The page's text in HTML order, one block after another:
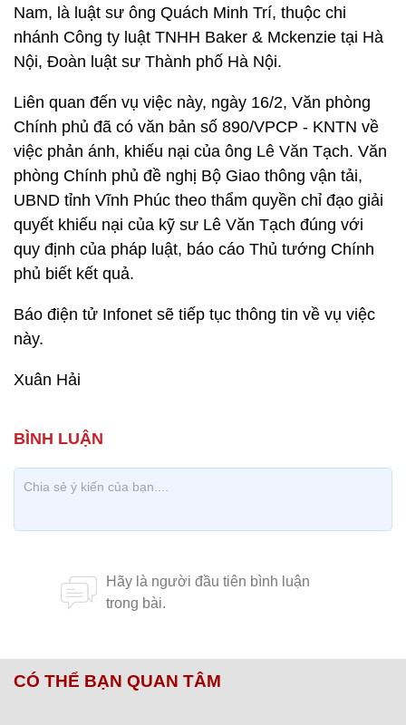
Nam, là luật sư ông Quách Minh Trí, thuộc chi
nhánh Công ty luật TNHH Baker & Mckenzie tại Hà
Nội, Đoàn luật sư Thành phố Hà Nội.
Liên quan đến vụ việc này, ngày 16/2, Văn phòng
Chính phủ đã có văn bản số 890/VPCP - KNTN về
việc phản ánh, khiếu nại của ông Lê Văn Tạch. Văn
phòng Chính phủ đề nghị Bộ Giao thông vận tải,
UBND tỉnh Vĩnh Phúc theo thẩm quyền chỉ đạo giải
quyết khiếu nại của kỹ sư Lê Văn Tạch đúng với
quy định của pháp luật, báo cáo Thủ tướng Chính
phủ biết kết quả.
Báo điện tử Infonet sẽ tiếp tục thông tin về vụ việc
này.
Xuân Hải
CÓ THỂ BẠN QUAN TÂM